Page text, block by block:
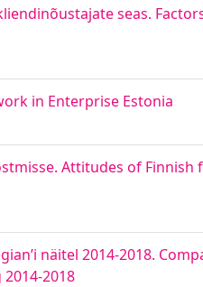
seas.
in Enterprise Estonia
Attitudes of
näitel 2014-2018.
2018